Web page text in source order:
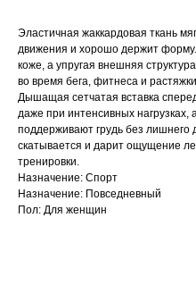
Эластичная жаккардовая ткань
движения и хорошо держит
коже, а упругая внешняя
во время бега, фитнеса и
Дышащая сетчатая вставка
даже при интенсивных
поддерживают грудь без лишнего
скатывается и дарит ощущение
тренировки.
Назначение: Спорт
Назначение: Повседневный
Пол: Для женщин